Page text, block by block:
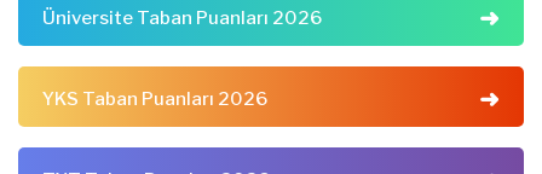
Üniversite Taban Puanları 2026
YKS Taban Puanları 2026